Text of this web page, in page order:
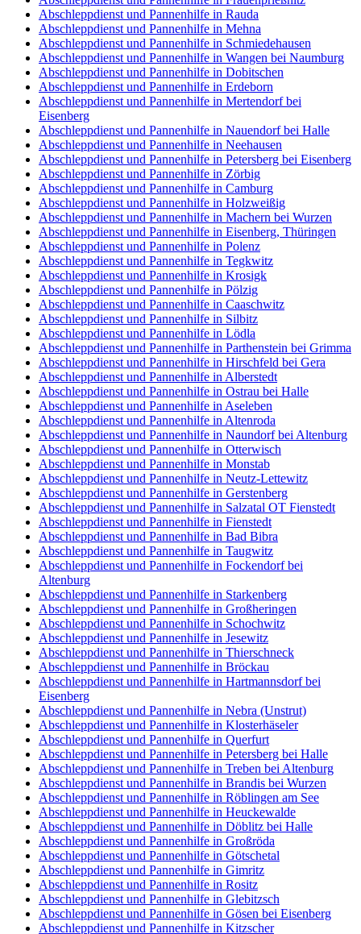
Abschleppdienst und Pannenhilfe in Rauda
Abschleppdienst und Pannenhilfe in Mehna
Abschleppdienst und Pannenhilfe in Schmiedehausen
Abschleppdienst und Pannenhilfe in Wangen bei Naumburg
Abschleppdienst und Pannenhilfe in Dobitschen
Abschleppdienst und Pannenhilfe in Erdeborn
Abschleppdienst und Pannenhilfe in Mertendorf bei
Eisenberg
Abschleppdienst und Pannenhilfe in Nauendorf bei Halle
Abschleppdienst und Pannenhilfe in Neehausen
Abschleppdienst und Pannenhilfe in Petersberg bei Eisenberg
Abschleppdienst und Pannenhilfe in Zörbig
Abschleppdienst und Pannenhilfe in Camburg
Abschleppdienst und Pannenhilfe in Holzweißig
Abschleppdienst und Pannenhilfe in Machern bei Wurzen
Abschleppdienst und Pannenhilfe in Eisenberg, Thüringen
Abschleppdienst und Pannenhilfe in Polenz
Abschleppdienst und Pannenhilfe in Tegkwitz
Abschleppdienst und Pannenhilfe in Krosigk
Abschleppdienst und Pannenhilfe in Pölzig
Abschleppdienst und Pannenhilfe in Caaschwitz
Abschleppdienst und Pannenhilfe in Silbitz
Abschleppdienst und Pannenhilfe in Lödla
Abschleppdienst und Pannenhilfe in Parthenstein bei Grimma
Abschleppdienst und Pannenhilfe in Hirschfeld bei Gera
Abschleppdienst und Pannenhilfe in Alberstedt
Abschleppdienst und Pannenhilfe in Ostrau bei Halle
Abschleppdienst und Pannenhilfe in Aseleben
Abschleppdienst und Pannenhilfe in Altenroda
Abschleppdienst und Pannenhilfe in Naundorf bei Altenburg
Abschleppdienst und Pannenhilfe in Otterwisch
Abschleppdienst und Pannenhilfe in Monstab
Abschleppdienst und Pannenhilfe in Neutz-Lettewitz
Abschleppdienst und Pannenhilfe in Gerstenberg
Abschleppdienst und Pannenhilfe in Salzatal OT Fienstedt
Abschleppdienst und Pannenhilfe in Fienstedt
Abschleppdienst und Pannenhilfe in Bad Bibra
Abschleppdienst und Pannenhilfe in Taugwitz
Abschleppdienst und Pannenhilfe in Fockendorf bei
Altenburg
Abschleppdienst und Pannenhilfe in Starkenberg
Abschleppdienst und Pannenhilfe in Großheringen
Abschleppdienst und Pannenhilfe in Schochwitz
Abschleppdienst und Pannenhilfe in Jesewitz
Abschleppdienst und Pannenhilfe in Thierschneck
Abschleppdienst und Pannenhilfe in Bröckau
Abschleppdienst und Pannenhilfe in Hartmannsdorf bei
Eisenberg
Abschleppdienst und Pannenhilfe in Nebra (Unstrut)
Abschleppdienst und Pannenhilfe in Klosterhäseler
Abschleppdienst und Pannenhilfe in Querfurt
Abschleppdienst und Pannenhilfe in Petersberg bei Halle
Abschleppdienst und Pannenhilfe in Treben bei Altenburg
Abschleppdienst und Pannenhilfe in Brandis bei Wurzen
Abschleppdienst und Pannenhilfe in Röblingen am See
Abschleppdienst und Pannenhilfe in Heuckewalde
Abschleppdienst und Pannenhilfe in Döblitz bei Halle
Abschleppdienst und Pannenhilfe in Großröda
Abschleppdienst und Pannenhilfe in Götschetal
Abschleppdienst und Pannenhilfe in Gimritz
Abschleppdienst und Pannenhilfe in Rositz
Abschleppdienst und Pannenhilfe in Glebitzsch
Abschleppdienst und Pannenhilfe in Gösen bei Eisenberg
Abschleppdienst und Pannenhilfe in Kitzscher